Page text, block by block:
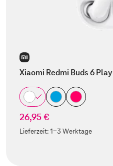
Xiaomi Redmi Buds 6 Play
26,95 €
Lieferzeit:1-3 Werktage